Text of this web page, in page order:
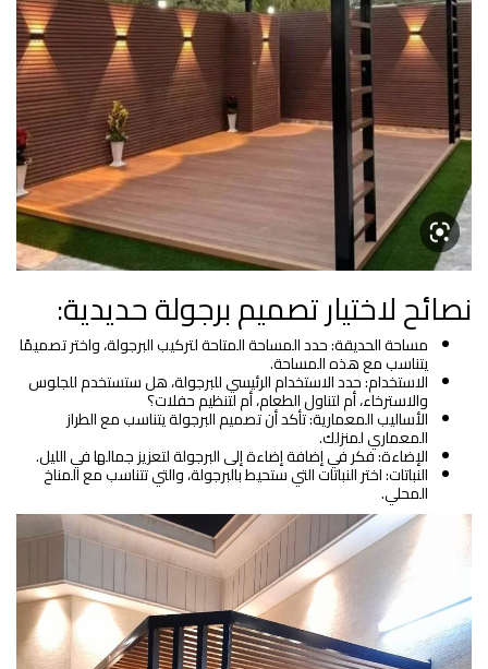
نصائح لاختيار تصميم برجولة حديدية:
مساحة الحديقة: حدد المساحة المتاحة لتركيب البرجولة، واختر تصميمًا
يتناسب مع هذه المساحة.
الاستخدام: حدد الاستخدام الرئيسي للبرجولة، هل ستستخدم للجلوس
والاسترخاء، أم لتناول الطعام، أم لتنظيم حفلات؟
الأساليب المعمارية: تأكد أن تصميم البرجولة يتناسب مع الطراز
المعماري لمنزلك.
الإضاءة: فكر في إضافة إضاءة إلى البرجولة لتعزيز جمالها في الليل.
النباتات: اختر النباتات التي ستحيط بالبرجولة، والتي تتناسب مع المناخ
المحلي.